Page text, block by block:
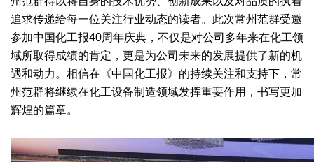
载体干燥系列
滚筒干燥系列
沸腾干燥系列
烘箱干燥系列
管束干燥系列
社会责任报告
社会责任
追求传递给每一位关注行业动态的读者。此次常州范群受邀
参加中国化工报40周年庆典，不仅是对公司多年来在化工领
域所取得成绩的肯定，更是为公司未来的发展提供了新的机
遇和动力。相信在《中国化工报》的持续关注和支持下，常
州范群将继续在化工设备制造领域发挥重要作用，书写更加
辉煌的篇章。